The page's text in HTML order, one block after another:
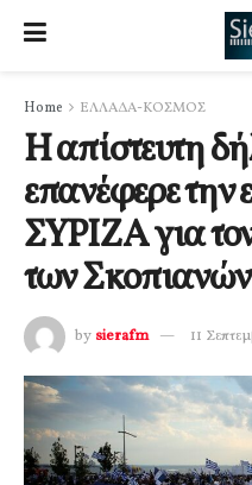
Home ΕΛΛΑΔΑ-ΚΟΣΜΟΣ
Η απίστευτη
επανέφερε την
ΣΥΡΙΖΑ για
των Σκοπιανών
by sierafm 11